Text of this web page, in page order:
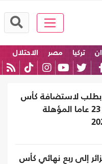
تركيا مصر الاحتلال
لاستضافة كأس
أفريقيا تحت 23 عاما المؤهلة
إلى ربع نهائي كأس